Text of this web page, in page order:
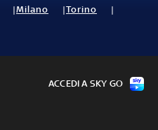
Milano
Torino
ACCEDI A SKY GO